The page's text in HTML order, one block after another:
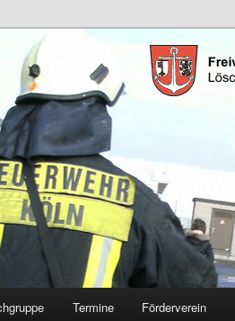
Rodenkirchen
Termine Förderverein